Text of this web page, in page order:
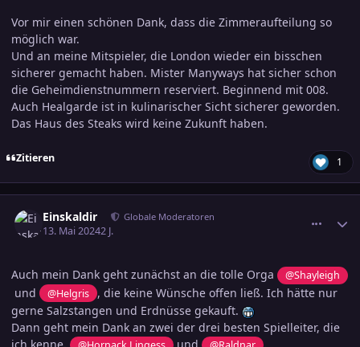
Vor mir einen schönen Dank, dass die Zimmeraufteilung so
möglich war.
Und an meine Mitspieler, die London wieder ein bisschen
sicherer gemacht haben. Mister Manyways hat sicher schon
die Geheimdienstnummern reserviert. Beginnend mit 008.
Auch Healgarde ist in kulinarischer Sicht sicherer geworden.
Das Haus des Steaks wird keine Zukunft haben.
Zitieren 1
Einskaldir Globale Moderatoren
13. Mai 20242 J.
Auch mein Dank geht zunächst an die tolle Orga @Shayleigh
und @Helgris
, die keine Wünsche offen ließ. Ich hätte nur
gerne Salzstangen und Erdnüsse gekauft.
Dann geht mein Dank an zwei der drei besten Spielleiter, die